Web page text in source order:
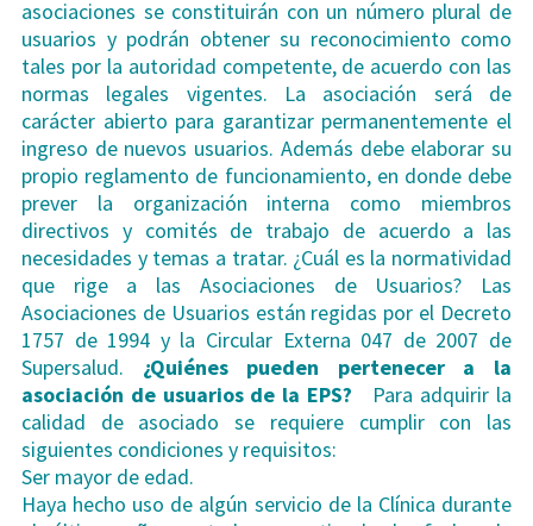
asociaciones se constituirán con un número plural de
usuarios y podrán obtener su reconocimiento como
tales por la autoridad competente, de acuerdo con las
normas legales vigentes. La asociación será de
carácter abierto para garantizar permanentemente el
ingreso de nuevos usuarios. Además debe elaborar su
propio reglamento de funcionamiento, en donde debe
prever la organización interna como miembros
directivos y comités de trabajo de acuerdo a las
necesidades y temas a tratar. ¿Cuál es la normatividad
que rige a las Asociaciones de Usuarios? Las
Asociaciones de Usuarios están regidas por el Decreto
1757 de 1994 y la Circular Externa 047 de 2007 de
Supersalud. ¿Quiénes pueden pertenecer a la
asociación de usuarios de la EPS?
Para adquirir la
calidad de asociado se requiere cumplir con las
siguientes condiciones y requisitos:
Ser mayor de edad.
Haya hecho uso de algún servicio de la Clínica durante